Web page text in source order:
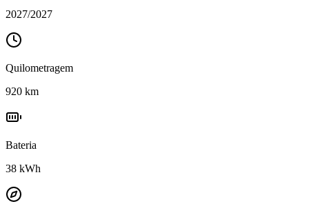
2027/2027
Quilometragem
920 km
Bateria
38 kWh